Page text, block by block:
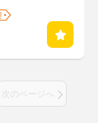
次のページへ